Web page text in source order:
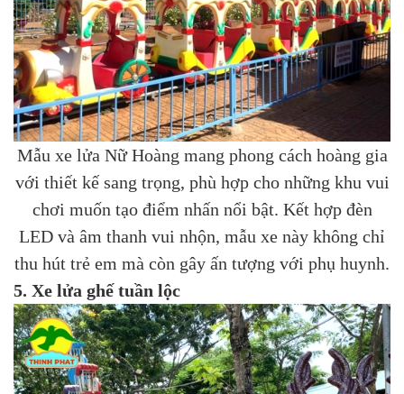
Mẫu xe lửa Nữ Hoàng mang phong cách hoàng gia
với thiết kế sang trọng, phù hợp cho những khu vui
chơi muốn tạo điểm nhấn nổi bật. Kết hợp đèn
LED và âm thanh vui nhộn, mẫu xe này không chỉ
thu hút trẻ em mà còn gây ấn tượng với phụ huynh.
5. Xe lửa ghế tuần lộc